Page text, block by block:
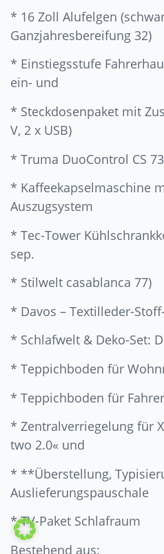
* 16 Zoll Alufelgen
Ganzjahresbereifung 32)
* Einstiegsstufe
ein- und
* Steckdosenpaket mit
V, 2 x USB)
* Truma DuoControl CS
* Kaffeekapselmaschine
Auszugsystem
* Tec-Tower
sep.
* Stilwelt casablanca 77)
* Davos – Textilleder-
* Schlafwelt & Deko-Set:
* Teppichboden für
* Teppichboden für
* Zentralverriegelung für
two 2.0« und
* **Überstellung,
Auslieferungspauschale
* TV-Paket Schlafraum
Bestehend aus: